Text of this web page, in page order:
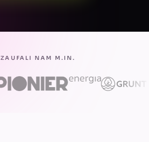
ZAUFALI NAM M.IN.